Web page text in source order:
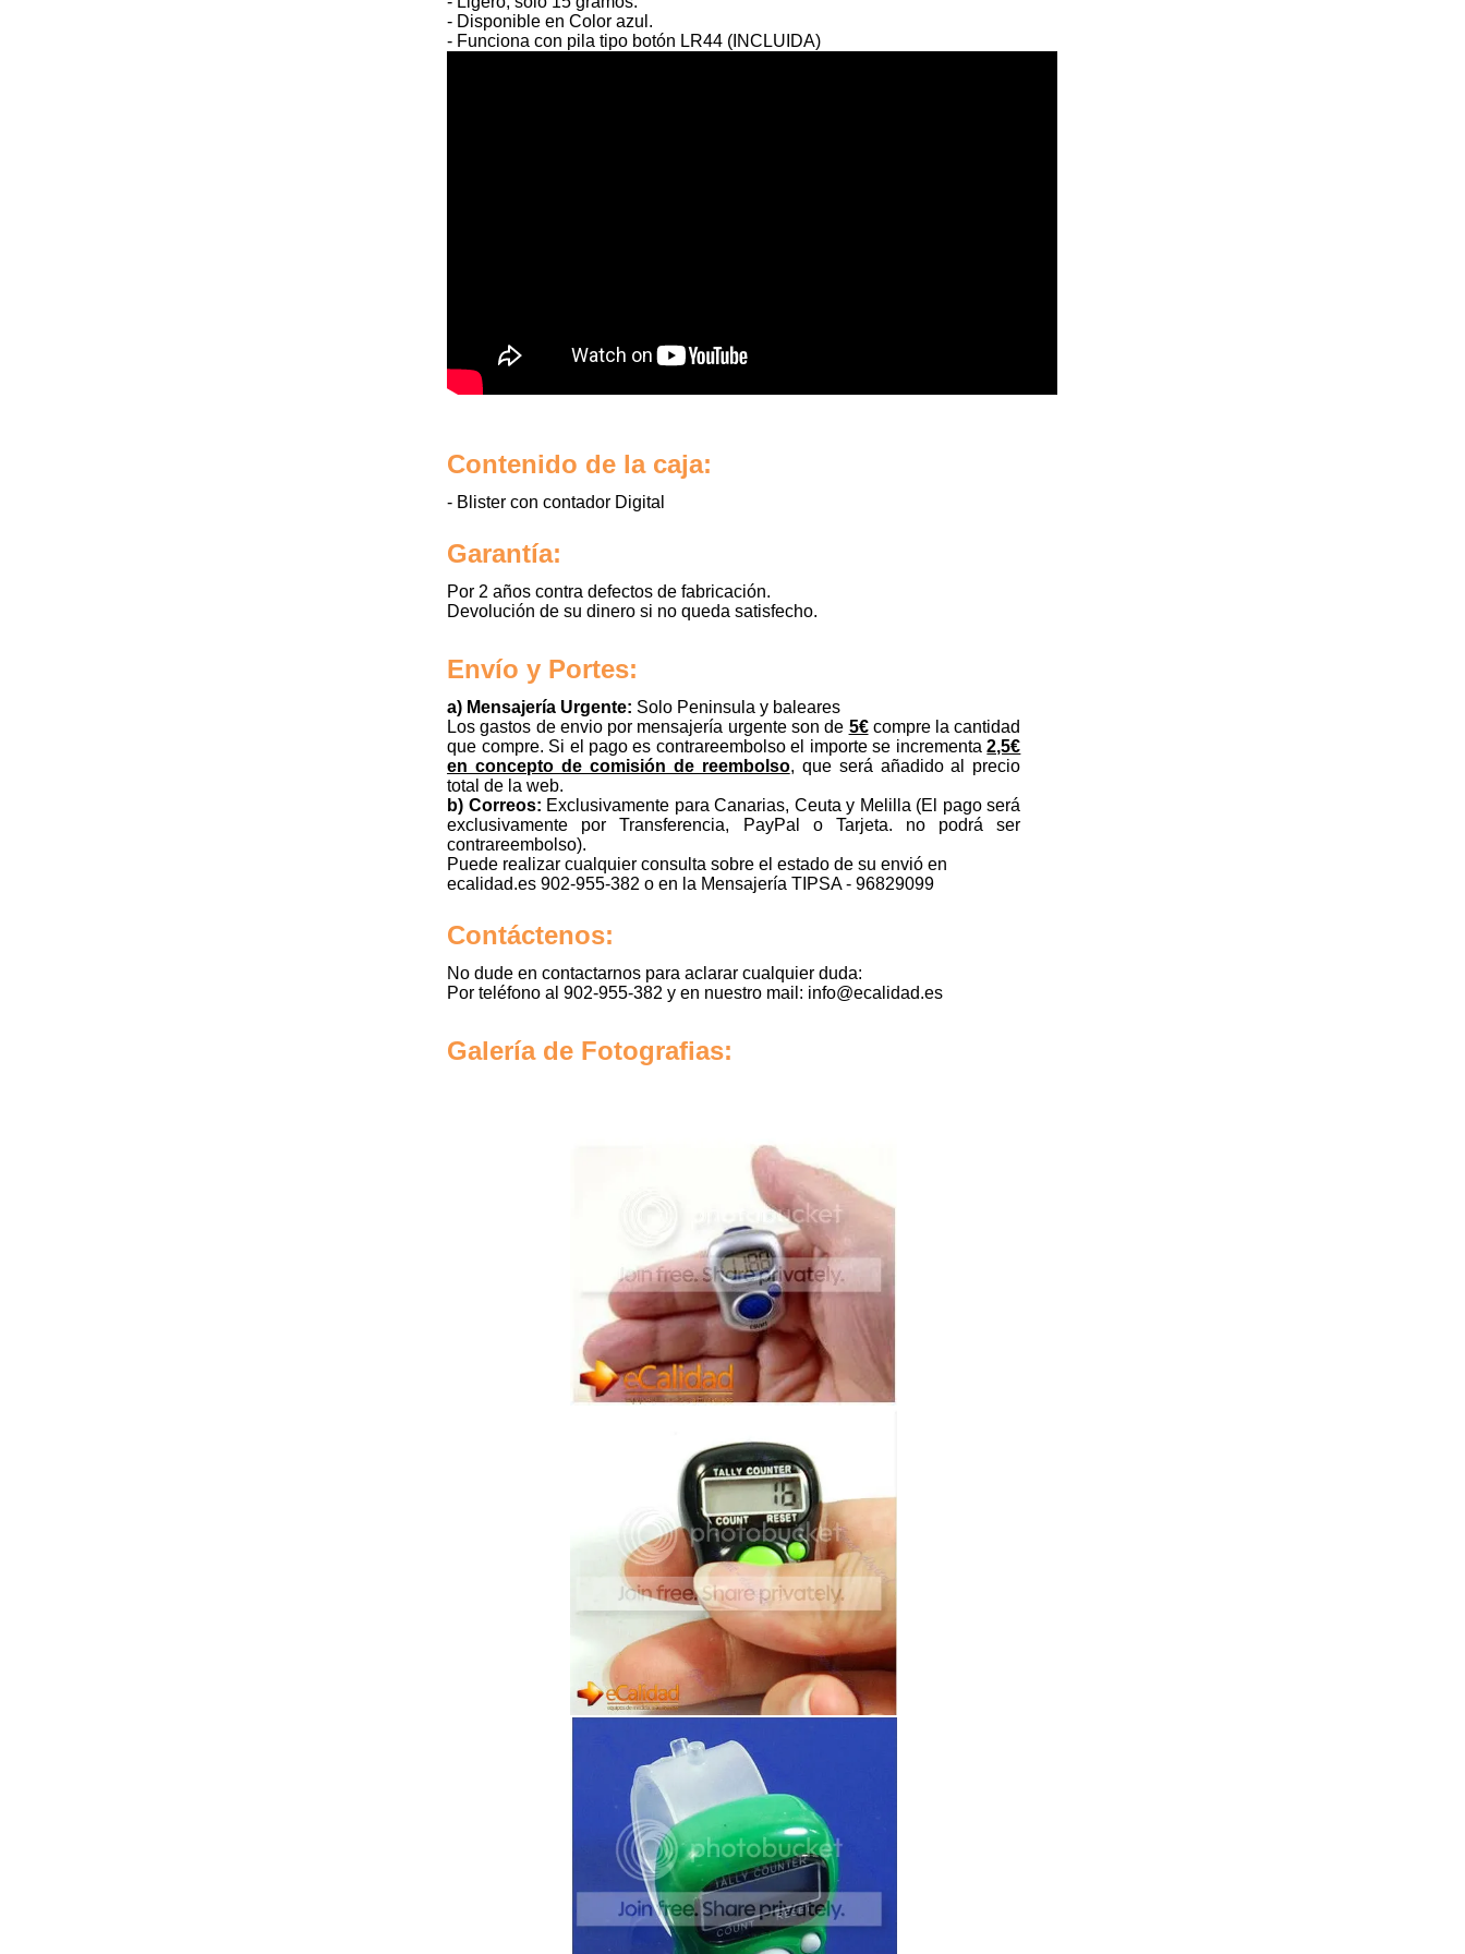
- Disponible en Color azul.
- Funciona con pila tipo botón LR44 (INCLUIDA)
Contenido de la caja:
- Blister con contador Digital
Garantía:
Por 2 años contra defectos de fabricación.
Devolución de su dinero si no queda satisfecho.
Envío y Portes:
a) Mensajería Urgente: Solo Peninsula y baleares
Los gastos de envio por mensajería urgente son de 5€compre la cantidad
que compre. Si el pago es contrareembolso el importe se incrementa2,5€
en concepto de comisión de reembolso, que será añadido al precio
total de la web.
b) Correos: Exclusivamente para Canarias, Ceuta y Melilla (El pago será
exclusivamente por Transferencia, PayPal o Tarjeta. no podrá ser
contrareembolso).
Puede realizar cualquier consulta sobre el estado de su envió en
ecalidad.es 902-955-382 o en la Mensajería TIPSA - 96829099
Contáctenos:
No dude en contactarnos para aclarar cualquier duda:
Por teléfono al 902-955-382 y en nuestro mail: info@ecalidad.es
Galería de Fotografias: